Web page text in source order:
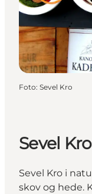
Foto: Sevel Kro
Sevel Kro
Sevel Kro i
skov og hede.